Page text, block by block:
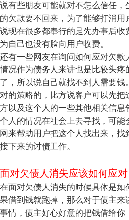
说有些朋友可能就对不怎么信任，
的欠款要不回来，为了能够打消用
说现在很多都奉行的是先办事后收
为自己也没有脸向用户收费。
还有一些网友在询问如何应对欠款
情况作为债务人来讲也是比较头疼
了，所以说自己就找不到人需要钱
对的策略的，比方说客户可以先把
方以及这个人的一些其他相关信息
个人的情况在社会上去寻找，可能
网来帮助用户把这个人找出来，
接下来的讨债工作。
面对欠债人消失应该如何应对
在面对欠债人消失的时候具体是如
果借到钱就跑掉，那么对于债主来
事情，债主好心好意的把钱借给你